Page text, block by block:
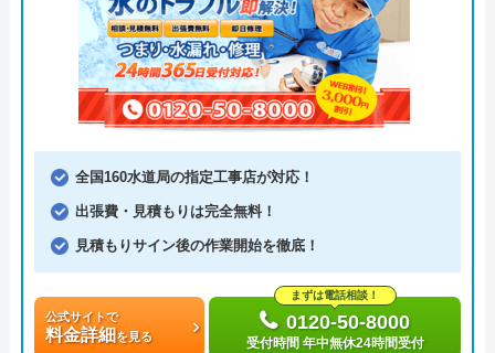
全国160水道局の指定工事店が対応！
出張費・見積もりは完全無料！
見積もりサイン後の作業開始を徹底！
公式サイトで
料金詳細を見る
まずは電話相談！
0120-50-8000
受付時間 年中無休24時間受付